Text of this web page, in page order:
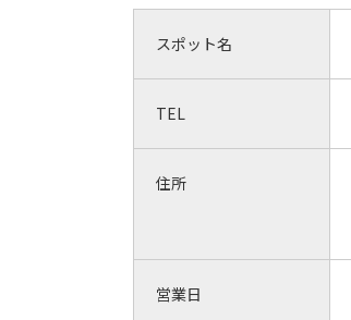
スポット名
TEL
住所
営業日